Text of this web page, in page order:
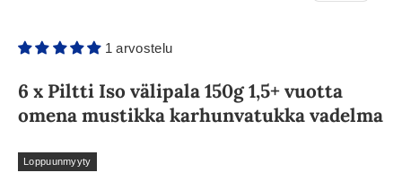
1 arvostelu
6 x Piltti Iso välipala 150g 1,5+ vuotta
omena mustikka karhunvatukka vadelma
Loppuunmyyty